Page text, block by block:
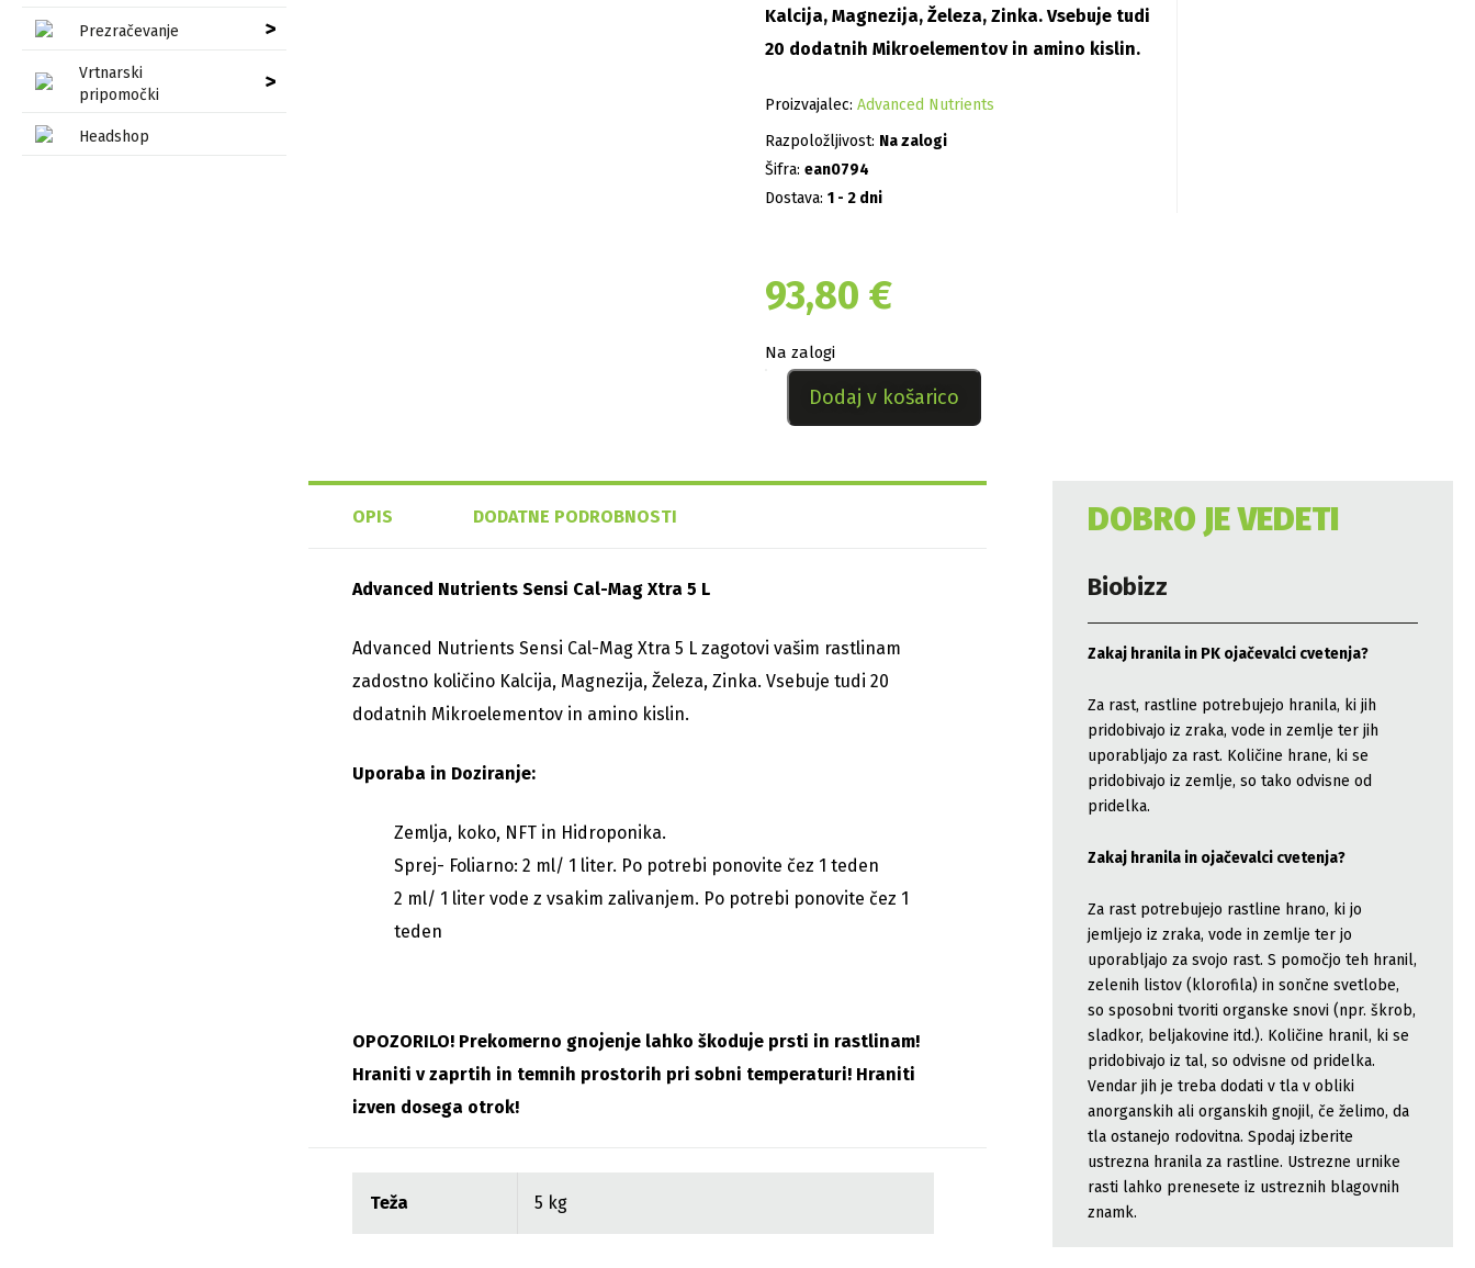
Prezračevanje >
Vrtnarski
pripomočki
>
Headshop
Kalcija, Magnezija, Železa, Zinka. Vsebuje tudi
20 dodatnih Mikroelementov in amino kislin.
Proizvajalec: Advanced Nutrients
Razpoložljivost: Na zalogi
Šifra: ean0794
Dostava: 1 - 2 dni
93,80 €
Na zalogi
Dodaj v košarico
OPIS DODATNE PODROBNOSTI
Advanced Nutrients Sensi Cal-Mag Xtra 5 L
Advanced Nutrients Sensi Cal-Mag Xtra 5 L zagotovi vašim rastlinam
zadostno količino Kalcija, Magnezija, Železa, Zinka. Vsebuje tudi 20
dodatnih Mikroelementov in amino kislin.
Uporaba in Doziranje:
Zemlja, koko, NFT in Hidroponika.
Sprej- Foliarno: 2 ml/ 1 liter. Po potrebi ponovite čez 1 teden
2 ml/ 1 liter vode z vsakim zalivanjem. Po potrebi ponovite čez 1
teden
OPOZORILO! Prekomerno gnojenje lahko škoduje prsti in rastlinam!
Hraniti v zaprtih in temnih prostorih pri sobni temperaturi! Hraniti
izven dosega otrok!
Teža 5 kg
DOBRO JE VEDETI
Biobizz
Zakaj hranila in PK ojačevalci cvetenja?
Za rast, rastline potrebujejo hranila, ki jih
pridobivajo iz zraka, vode in zemlje ter jih
uporabljajo za rast. Količine hrane, ki se
pridobivajo iz zemlje, so tako odvisne od
pridelka.
Zakaj hranila in ojačevalci cvetenja?
Za rast potrebujejo rastline hrano, ki jo
jemljejo iz zraka, vode in zemlje ter jo
uporabljajo za svojo rast. S pomočjo teh hranil,
zelenih listov (klorofila) in sončne svetlobe,
so sposobni tvoriti organske snovi (npr. škrob,
sladkor, beljakovine itd.). Količine hranil, ki se
pridobivajo iz tal, so odvisne od pridelka.
Vendar jih je treba dodati v tla v obliki
anorganskih ali organskih gnojil, če želimo, da
tla ostanejo rodovitna. Spodaj izberite
ustrezna hranila za rastline. Ustrezne urnike
rasti lahko prenesete iz ustreznih blagovnih
znamk.